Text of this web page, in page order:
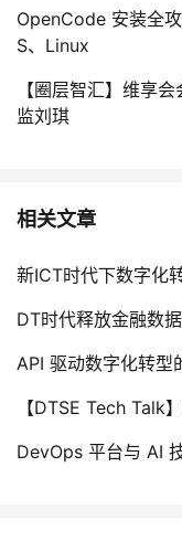
OpenCode 安装全
S、Linux
【圈层智汇】维享
监刘琪
相关文章
新ICT时代下数字化
DT时代释放金融数
API 驱动数字化转型
【DTSE Tech Talk
DevOps 平台与 AI